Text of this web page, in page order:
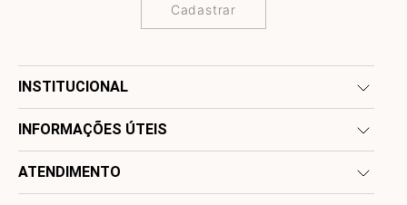
Cadastrar
INSTITUCIONAL
INFORMAÇÕES ÚTEIS
ATENDIMENTO